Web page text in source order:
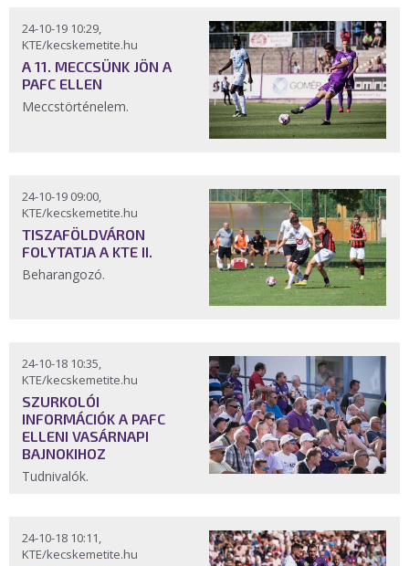
24-10-19 10:29,
KTE/kecskemetite.hu
A 11. MECCSÜNK JÖN A
PAFC ELLEN
Meccstörténelem.
24-10-19 09:00,
KTE/kecskemetite.hu
TISZAFÖLDVÁRON
FOLYTATJA A KTE II.
Beharangozó.
24-10-18 10:35,
KTE/kecskemetite.hu
SZURKOLÓI
INFORMÁCIÓK A PAFC
ELLENI VASÁRNAPI
BAJNOKIHOZ
Tudnivalók.
24-10-18 10:11,
KTE/kecskemetite.hu